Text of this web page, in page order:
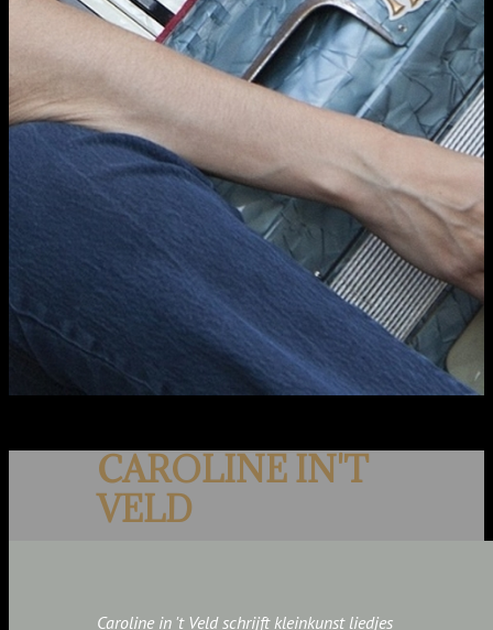
CAROLINE IN'T
VELD
Caroline in 't Veld schrijft kleinkunst liedjes